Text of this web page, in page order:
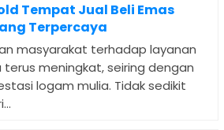
Tempat Jual Beli Emas
Terpercaya
masyarakat terhadap layanan
meningkat, seiring dengan
logam mulia. Tidak sedikit